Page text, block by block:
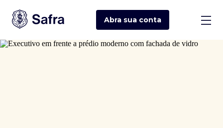
Abra sua conta